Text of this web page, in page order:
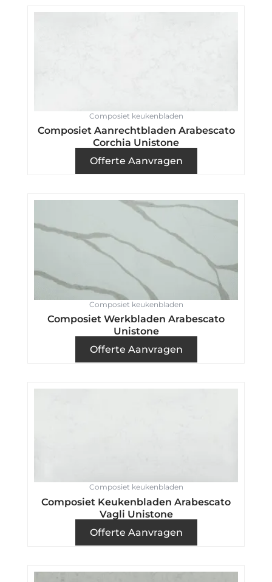
Composiet keukenbladen
Composiet Aanrechtbladen Arabescato
Corchia Unistone
Offerte Aanvragen
Composiet keukenbladen
Composiet Werkbladen Arabescato
Unistone
Offerte Aanvragen
Composiet keukenbladen
Composiet Keukenbladen Arabescato
Vagli Unistone
Offerte Aanvragen